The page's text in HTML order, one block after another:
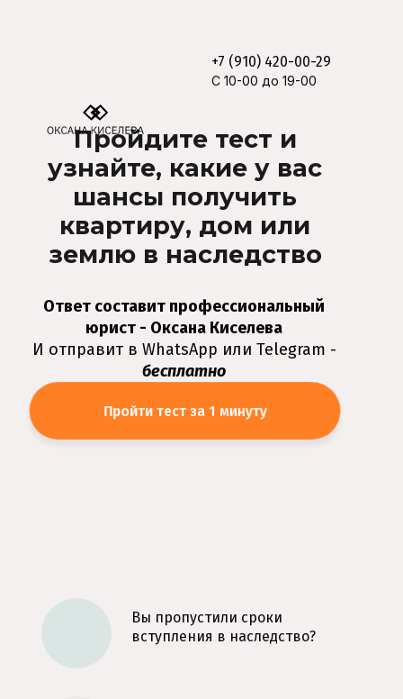
Пройти тест за 1 минуту
+7 (910) 420-00-29
C 10-00 до 19-00
Ответ составит профессиональный
юрист - Оксана Киселева
И отправит в WhatsApp или Telegram -
бесплатно
Вы пропустили сроки
вступления в наследство?
Пройдите тест и
узнайте, какие у вас
шансы получить
квартиру, дом или
землю в наследство